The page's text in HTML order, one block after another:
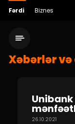
Fərdi Biznes
Xəbərlər
26.10.2021